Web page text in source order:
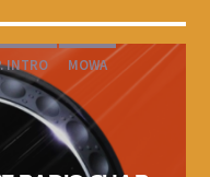
INTRO MOWA